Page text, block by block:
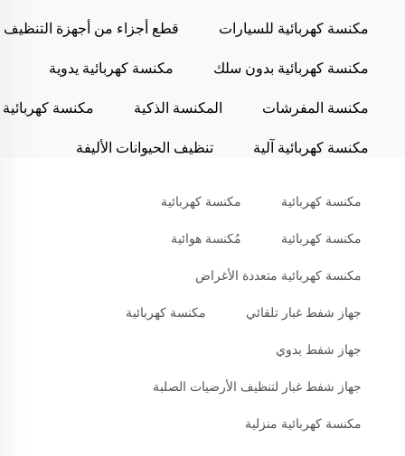
مكنسة كهربائية للسيارات
قطع أجزاء من أجهزة التنظيف
مكنسة كهربائية بدون سلك
مكنسة كهربائية يدوية
مكنسة المفرشات
المكنسة الذكية
مكنسة كهربائية
مكنسة كهربائية آلية
تنظيف الحيوانات الأليفة
مكنسة كهربائية مكنسة كهربائية
مكنسة كهربائية مُكنسة هوائية
مكنسة كهربائية متعددة الأغراض
جهاز شفط غبار تلقائي مكنسة كهربائية
جهاز شفط يدوي
جهاز شفط غبار لتنظيف الأرضيات الصلبة
مكنسة كهربائية منزلية